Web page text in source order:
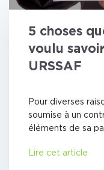
5 choses
voulu
URSSAF
Pour diverses
soumise à un
éléments de sa
Lire cet article